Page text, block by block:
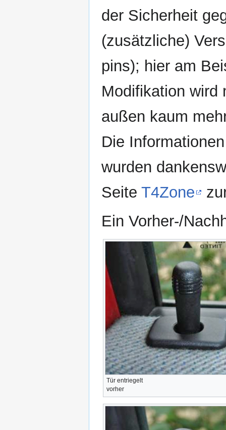
der Sicherheit
(zusätzliche)
pins); hier am
Modifikation wird
außen kaum
Die
wurden
Seite T4Zone
Ein Vorher-/
Tür entriegelt
vorher